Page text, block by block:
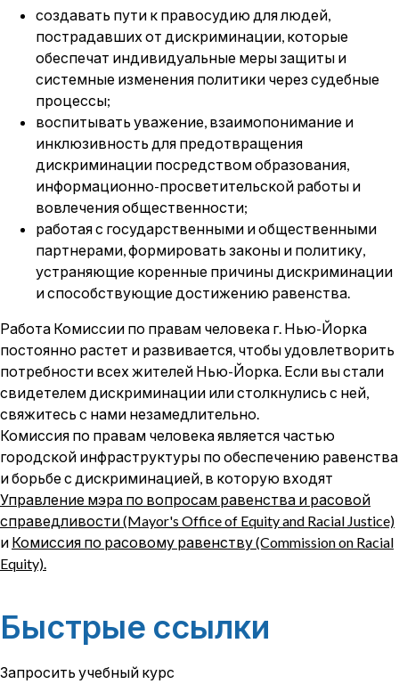
создавать пути к правосудию для людей,
пострадавших от дискриминации, которые
обеспечат индивидуальные меры защиты и
системные изменения политики через судебные
процессы;
воспитывать уважение, взаимопонимание и
инклюзивность для предотвращения
дискриминации посредством образования,
информационно-просветительской работы и
вовлечения общественности;
работая с государственными и общественными
партнерами, формировать законы и политику,
устраняющие коренные причины дискриминации
и способствующие достижению равенства.
Работа Комиссии по правам человека г. Нью-Йорка
постоянно растет и развивается, чтобы удовлетворить
потребности всех жителей Нью-Йорка. Если вы стали
свидетелем дискриминации или столкнулись с ней,
свяжитесь с нами незамедлительно.
Комиссия по правам человека является частью
городской инфраструктуры по обеспечению равенства
и борьбе с дискриминацией, в которую входят
Управление мэра по вопросам равенства и расовой
справедливости (Mayor's Office of Equity and Racial Justice)
и Комиссия по расовому равенству (Commission on Racial
Equity).
Быстрые ссылки
Запросить учебный курс